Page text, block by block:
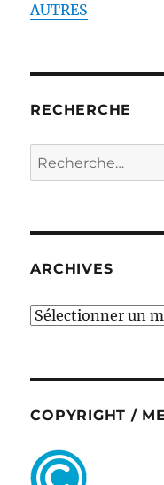
AUTRES
RECHERCHE
Recherche
pour :
ARCHIVES
ARCHIVES
COPYRIGHT /